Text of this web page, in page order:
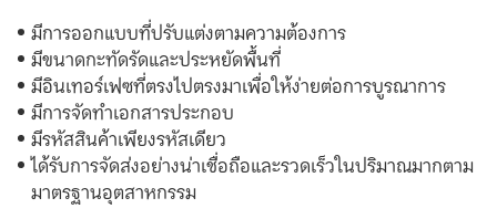
มีการออกแบบที่ปรับแต่งตามความต้องการ
มีขนาดกะทัดรัดและประหยัดพื้นที่
มีอินเทอร์เฟซที่ตรงไปตรงมาเพื่อให้ง่ายต่อการบูรณาการ
มีการจัดทำเอกสารประกอบ
มีรหัสสินค้าเพียงรหัสเดียว
ได้รับการจัดส่งอย่างน่าเชื่อถือและรวดเร็วในปริมาณมากตาม
มาตรฐานอุตสาหกรรม